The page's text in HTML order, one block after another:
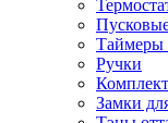
Таймеры
Ручки
Замки